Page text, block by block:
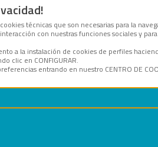
técnicas que son necesarias para la
con nuestras funciones sociales y
a la instalación de cookies de perfiles
clic en CONFIGURAR.
entrando en nuestro CENTRO DE